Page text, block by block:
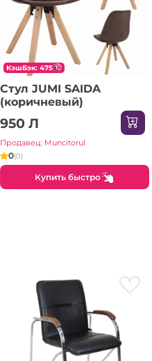
КэшБэк: 475
Стул JUMI SAIDA
(коричневый)
950 Л
Продавец: Muncitorul
0(0)
Купить быстро